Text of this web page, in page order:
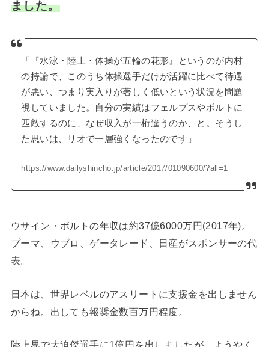
ました。
「『水泳・陸上・体操が五輪の花形』というのが内村
の持論で、このうち体操選手だけが活躍に比べて待遇
が悪い、つまり実入りが著しく低いという状況を問題
視していました。自分の実績はフェルプスやボルトに
匹敵するのに、なぜ収入が一桁違うのか、と。そうし
た思いは、リオで一層強くなったのです」
https://www.dailyshincho.jp/article/2017/01090600/?all=1
ウサイン・ボルトの年収は約37億6000万円(2017年)。
プーマ、ウブロ、ゲータレード、日産がスポンサーの代
表。
日本は、世界レベルのアスリートに支援金を出しません
からね。出しても報奨金数百万円程度。
陸上界で大迫傑選手に1億円を出しましたが、ようやく